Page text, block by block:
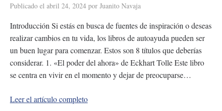
Publicado el abril 24, 2024 por Juanito Navaja
Introducción Si estás en busca de fuentes de inspiración o deseas
realizar cambios en tu vida, los libros de autoayuda pueden ser
un buen lugar para comenzar. Estos son 8 títulos que deberías
considerar. 1. «El poder del ahora» de Eckhart Tolle Este libro
se centra en vivir en el momento y dejar de preocuparse…
Leer el artículo completo